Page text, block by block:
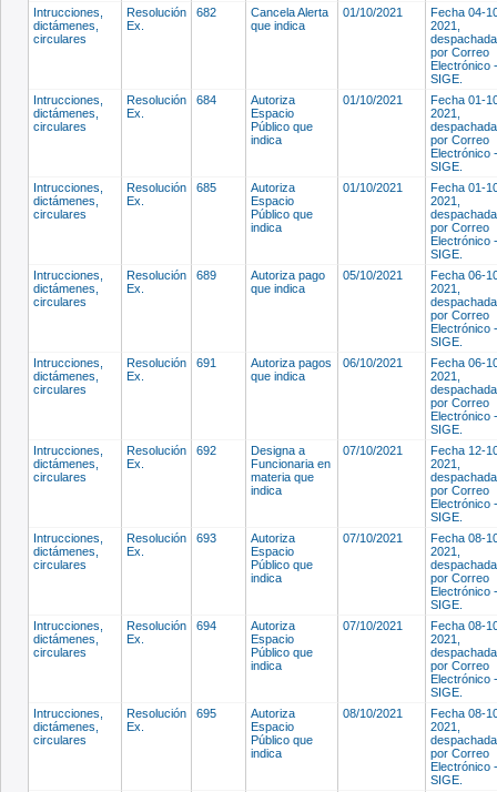
Intrucciones,
dictámenes,
circulares
Resolución
Ex.
682
Cancela Alerta
que indica
01/10/2021
Fecha 04-
2021,
despachada
por Correo
Electrónico -
SIGE.
Intrucciones,
dictámenes,
circulares
Resolución
Ex.
684
Autoriza
Espacio
Público que
indica
01/10/2021
Fecha 01-
2021,
despachada
por Correo
Electrónico -
SIGE.
Intrucciones,
dictámenes,
circulares
Resolución
Ex.
685
Autoriza
Espacio
Público que
indica
01/10/2021
Fecha 01-
2021,
despachada
por Correo
Electrónico -
SIGE.
Intrucciones,
dictámenes,
circulares
Resolución
Ex.
689
Autoriza pago
que indica
05/10/2021
Fecha 06-
2021,
despachada
por Correo
Electrónico -
SIGE.
Intrucciones,
dictámenes,
circulares
Resolución
Ex.
691
Autoriza pagos
que indica
06/10/2021
Fecha 06-
2021,
despachada
por Correo
Electrónico -
SIGE.
Intrucciones,
dictámenes,
circulares
Resolución
Ex.
692
Designa a
Funcionaria en
materia que
indica
07/10/2021
Fecha 12-
2021,
despachada
por Correo
Electrónico -
SIGE.
Intrucciones,
dictámenes,
circulares
Resolución
Ex.
693
Autoriza
Espacio
Público que
indica
07/10/2021
Fecha 08-
2021,
despachada
por Correo
Electrónico -
SIGE.
Intrucciones,
dictámenes,
circulares
Resolución
Ex.
694
Autoriza
Espacio
Público que
indica
07/10/2021
Fecha 08-
2021,
despachada
por Correo
Electrónico -
SIGE.
Intrucciones,
dictámenes,
circulares
Resolución
Ex.
695
Autoriza
Espacio
Público que
indica
08/10/2021
Fecha 08-
2021,
despachada
por Correo
Electrónico -
SIGE.